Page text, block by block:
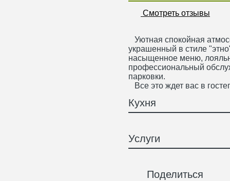
Смотреть отзывы
Уютная спокойная
украшенный в стиле
насыщенное меню,
профессиональный
парковки.
Все это ждет вас в
Кухня
Услуги
Поделиться